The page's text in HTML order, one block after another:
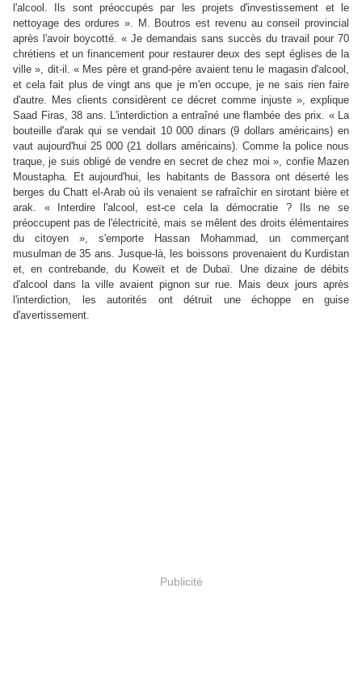
l'alcool. Ils sont préoccupés par les projets d'investissement et le
nettoyage des ordures ». M. Boutros est revenu au conseil provincial
après l'avoir boycotté. « Je demandais sans succès du travail pour 70
chrétiens et un financement pour restaurer deux des sept églises de la
ville », dit-il. « Mes père et grand-père avaient tenu le magasin d'alcool,
et cela fait plus de vingt ans que je m'en occupe, je ne sais rien faire
d'autre. Mes clients considèrent ce décret comme injuste », explique
Saad Firas, 38 ans. L'interdiction a entraîné une flambée des prix. « La
bouteille d'arak qui se vendait 10 000 dinars (9 dollars américains) en
vaut aujourd'hui 25 000 (21 dollars américains). Comme la police nous
traque, je suis obligé de vendre en secret de chez moi », confie Mazen
Moustapha. Et aujourd'hui, les habitants de Bassora ont déserté les
berges du Chatt el-Arab où ils venaient se rafraîchir en sirotant bière et
arak. « Interdire l'alcool, est-ce cela la démocratie ? Ils ne se
préoccupent pas de l'électricité, mais se mêlent des droits élémentaires
du citoyen », s'emporte Hassan Mohammad, un commerçant
musulman de 35 ans. Jusque-là, les boissons provenaient du Kurdistan
et, en contrebande, du Koweït et de Dubaï. Une dizaine de débits
d'alcool dans la ville avaient pignon sur rue. Mais deux jours après
l'interdiction, les autorités ont détruit une échoppe en guise
d'avertissement.
Publicité